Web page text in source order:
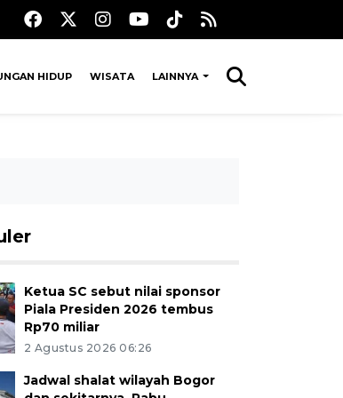
HIDUP WISATA LAINNYA
Ketua SC sebut nilai sponsor
Piala Presiden 2026 tembus
Rp70 miliar
2 Agustus 2026 06:26
Jadwal shalat wilayah Bogor